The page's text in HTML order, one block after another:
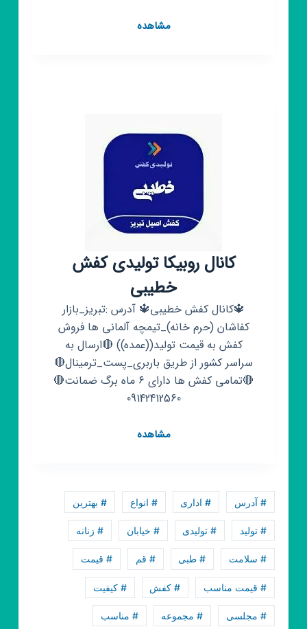
مشاهدهکانال
کانال روبیکا تولیدی کفش
خطیبی
🔱کانال کفش خطیبی🔱 آدرس :تبریز_بازار
کفاشان (حرم خانه)_تیمچه آلمانی ها فروش
کفش به قیمت تولید((عمده)) 🔴ارسال به
سراسر کشور از طریق باربری_پست_ترمینال🔴
🔴تمامی کفش ها دارای ۶ ماه برگ ضمانت🔴
09142412560
مشاهدهکانال
خطیبی
# آدرس # اداری # انواع # بهترین
# تولید # تولیدی # خیابان # زنانه
# سلامت # طبی # قم # قیمت
# قیمت مناسب # کفش # کیفیت
# مجلسی # مجموعه # مناسب